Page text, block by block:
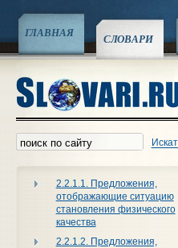
ГЛАВНАЯ СЛОВАРИ
2.2.1.1. Предложения,
отображающие ситуацию
становления физического
качества
2.2.1.2. Предложения,